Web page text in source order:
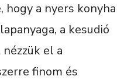
hogy a nyers konyha
a kesudió
nézzük el a
finom és